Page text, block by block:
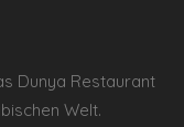
Dunya Restaurant
Welt.